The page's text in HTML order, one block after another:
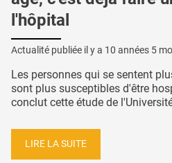
l'hôpital
Actualité publiée il y a 10 années 5
Les personnes qui se sentent
sont plus susceptibles d'être
conclut cette étude de
LIRE LA SUITE